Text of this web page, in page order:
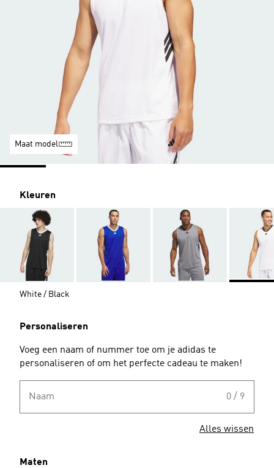
Maat model
Kleuren
White / Black
Personaliseren
Voeg een naam of nummer toe om je adidas te
personaliseren of om het perfecte cadeau te maken!
Naam 0 / 9
Alles wissen
Maten